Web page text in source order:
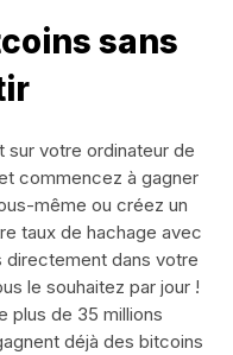
sans
sur votre ordinateur de
commencez à gagner
même ou créez un
taux de hachage avec
dans votre
le souhaitez par jour !
plus de 35 millions
déjà des bitcoins